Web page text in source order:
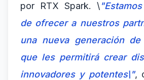
por RTX Spark. \
de ofrecer a nuestros
una nueva generación de
que les permitirá crear
innovadores y potentes\",